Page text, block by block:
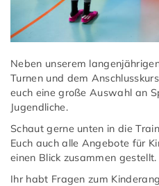
Neben unserem
Turnen und dem
euch eine große Auswahl an
Jugendliche.
Schaut gerne unten in die
Euch auch alle Angebote für
einen Blick zusammen gestellt.
Ihr habt Fragen zum